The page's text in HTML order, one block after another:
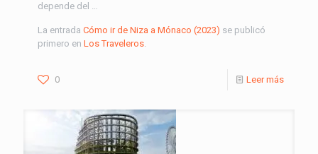
depende del …
La entrada Cómo ir de Niza a Mónaco (2023) se publicó
primero en Los Traveleros.
0 Leer más